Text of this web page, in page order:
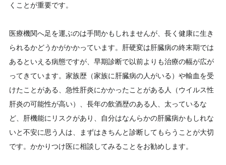
くことが重要です。
医療機関へ足を運ぶのは手間かもしれませんが、長く健康に生き
られるかどうかがかかっています。肝硬変は肝臓病の終末期では
あるといえる病態ですが、早期診断で以前よりも治療の幅が広が
ってきています。家族歴（家族に肝臓病の人がいる）や輸血を受
けたことがある、急性肝炎にかかったことがある人（ウイルス性
肝炎の可能性が高い）、長年の飲酒歴のある人、太っているな
ど、肝機能にリスクがあり、自分はなんらかの肝臓病かもしれな
いと不安に思う人は、まずはきちんと診断してもらうことが大切
です。かかりつけ医に相談してみることをお勧めします。